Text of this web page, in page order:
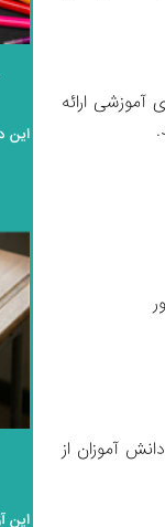
مدرسه توضیحاتی در خصوص نحوه انتخاب رشته، برنامه‌ های آموزشی، نحوه ارزشیابی تحصیلی و پشتیبانی‌ های آموزشی ارائه
در ادامه جلسه دانش‌ آموزان متقاضی پایه دهم به همراه تیم راهنمای مدرسه، به برنامه بازدید از مدرسه علامه ملحق شدند. در این بازدید، دانش‌ آموزان از